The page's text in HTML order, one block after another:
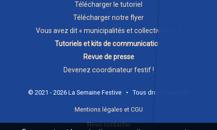
Télécharger le tutoriel
Télécharger notre flyer
Vous avez dit « municipalités et collectivités » ?
Tutoriels et kits de communication
Revue de presse
Devenez coordinateur festif !
© 2021 - 2026 La Semaine Festive • Tous droits réservés
Mentions légales et CGU
Nous contacter